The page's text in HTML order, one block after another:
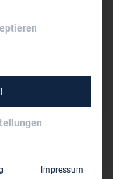
Impressum